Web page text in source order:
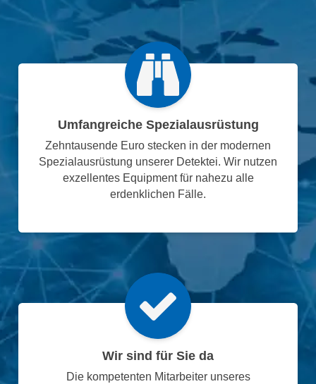
Umfangreiche Spezialausrüstung
Zehntausende Euro stecken in der modernen
Spezialausrüstung unserer Detektei. Wir nutzen
exzellentes Equipment für nahezu alle
erdenklichen Fälle.
Wir sind für Sie da
Die kompetenten Mitarbeiter unseres